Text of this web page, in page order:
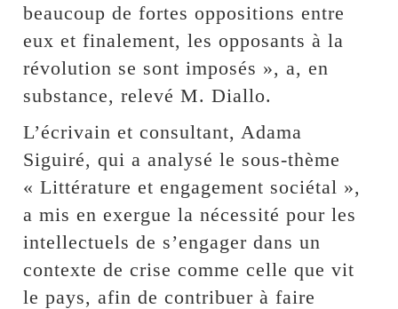
beaucoup de fortes oppositions entre
eux et finalement, les opposants à la
révolution se sont imposés », a, en
substance, relevé M. Diallo.
L’écrivain et consultant, Adama
Siguiré, qui a analysé le sous-thème
« Littérature et engagement sociétal »,
a mis en exergue la nécessité pour les
intellectuels de s’engager dans un
contexte de crise comme celle que vit
le pays, afin de contribuer à faire